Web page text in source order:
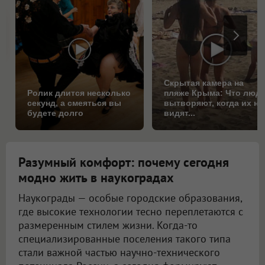
Ролик длится несколько
секунд, а смеяться вы
будете долго
Скрытая камера на
пляже Крыма: Что
вытворяют, когда их не
видят...
Разумный комфорт: почему сегодня
модно жить в наукоградах
Наукограды — особые городские образования,
где высокие технологии тесно переплетаются с
размеренным стилем жизни. Когда-то
специализированные поселения такого типа
стали важной частью научно-технического